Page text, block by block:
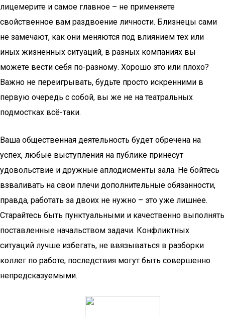
лицемерите и самое главное – не применяете
свойственное вам раздвоение личности. Близнецы сами
не замечают, как они меняются под влиянием тех или
иных жизненных ситуаций, в разных компаниях вы
можете вести себя по-разному. Хорошо это или плохо?
Важно не переигрывать, будьте просто искренними в
первую очередь с собой, вы же не на театральных
подмостках всё-таки.
Ваша общественная деятельность будет обречена на
успех, любые выступления на публике принесут
удовольствие и дружные аплодисменты зала. Не бойтесь
взваливать на свои плечи дополнительные обязанности,
правда, работать за двоих не нужно – это уже лишнее.
Старайтесь быть пунктуальными и качественно выполнять
поставленные начальством задачи. Конфликтных
ситуаций лучше избегать, не ввязываться в разборки
коллег по работе, последствия могут быть совершенно
непредсказуемыми.